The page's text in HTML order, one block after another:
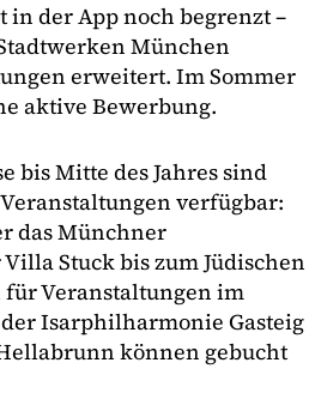
in der App noch begrenzt –
München
erweitert. Im Sommer
aktive Bewerbung.
bis Mitte des Jahres sind
verfügbar:
das Münchner
Stuck bis zum Jüdischen
Veranstaltungen im
Isarphilharmonie Gasteig
können gebucht